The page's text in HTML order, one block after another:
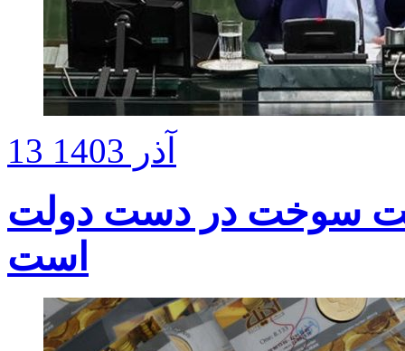
13 آذر 1403
سوخت در دست دولت
است